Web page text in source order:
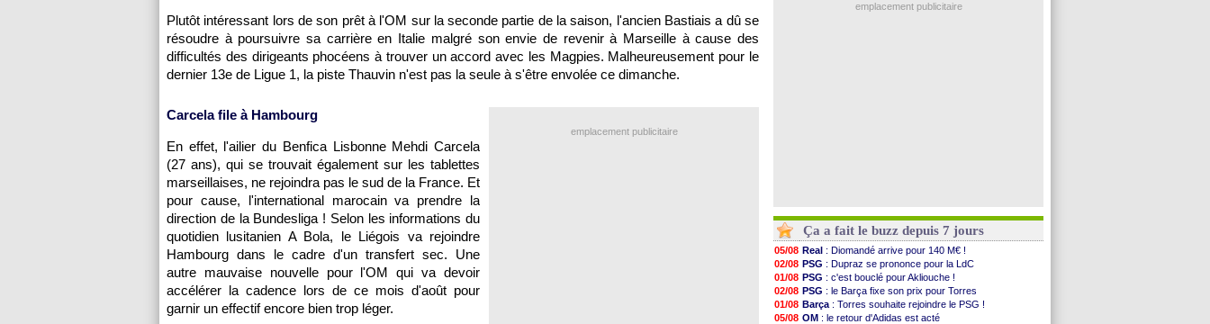
Plutôt intéressant lors de son prêt à l'OM sur la seconde partie de la saison, l'ancien Bastiais a dû se
résoudre à poursuivre sa carrière en Italie malgré son envie de revenir à Marseille à cause des
difficultés des dirigeants phocéens à trouver un accord avec les Magpies. Malheureusement pour le
dernier 13e de Ligue 1, la piste Thauvin n'est pas la seule à s'être envolée ce dimanche.
emplacement publicitaire
Carcela file à Hambourg
En effet, l'ailier du Benfica Lisbonne Mehdi Carcela
(27 ans), qui se trouvait également sur les tablettes
marseillaises, ne rejoindra pas le sud de la France. Et
pour cause, l'international marocain va prendre la
direction de la Bundesliga ! Selon les informations du
quotidien lusitanien A Bola, le Liégois va rejoindre
Hambourg dans le cadre d'un transfert sec. Une
autre mauvaise nouvelle pour l'OM qui va devoir
accélérer la cadence lors de ce mois d'août pour
garnir un effectif encore bien trop léger.
: Mangala prêté à Getafe (officiel)
emplacement publicitaire
Ça a fait le buzz depuis 7 jours
05/08 Real : Diomandé arrive pour 140 M€ !
02/08 PSG : Dupraz se prononce pour la LdC
01/08 PSG : c'est bouclé pour Akliouche !
02/08 PSG : le Barça fixe son prix pour Torres
01/08 Barça : Torres souhaite rejoindre le PSG !
05/08 OM : le retour d'Adidas est acté